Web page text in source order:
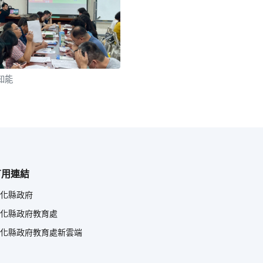
能
連結
縣政府
縣政府教育處
縣政府教育處新雲端